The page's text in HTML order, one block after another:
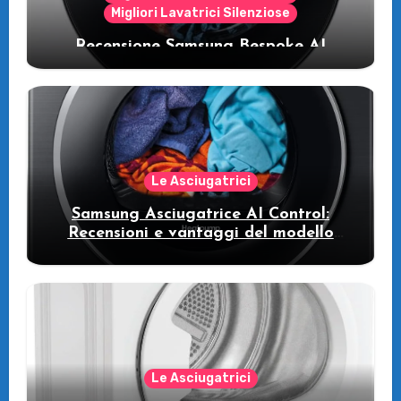
Migliori Lavatrici Silenziose
Recensione Samsung Bespoke AI
WW11DB7B94GE/U3: la lavatrice
intelligente che fa risparmiare
Le Asciugatrici
Samsung Asciugatrice AI Control:
Recensioni e vantaggi del modello
Le Asciugatrici